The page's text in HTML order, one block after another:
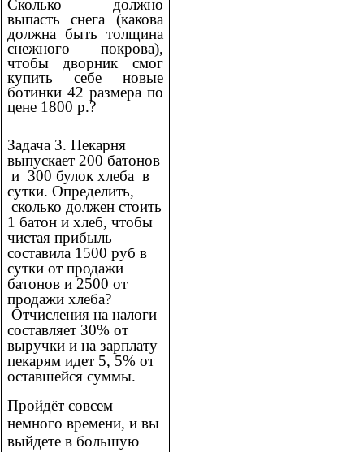
Сколько должно
выпасть снега (какова
должна быть толщина
снежного покрова),
чтобы дворник смог
купить себе новые
ботинки 42 размера по
цене 1800 р.?
Задача 3. Пекарня
выпускает 200 батонов
и 300 булок хлеба в
сутки. Определить,
сколько должен стоить
1 батон и хлеб, чтобы
чистая прибыль
составила 1500 руб в
сутки от продажи
батонов и 2500 от
продажи хлеба?
Отчисления на налоги
составляет 30% от
выручки и на зарплату
пекарям идет 5, 5% от
оставшейся суммы.
Пройдёт совсем
немного времени, и вы
выйдете в большую